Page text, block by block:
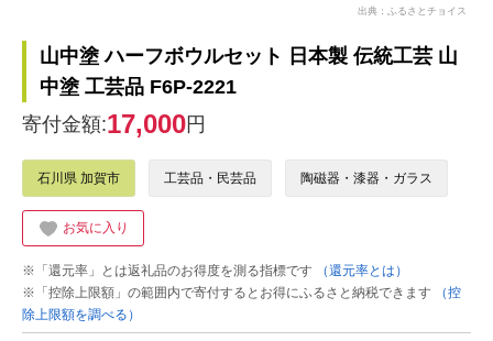
出典：ふるさとチョイス
山中塗 ハーフボウルセット 日本製 伝統工芸 山
中塗 工芸品 F6P-2221
寄付金額:17,000円
石川県 加賀市 工芸品・民芸品 陶磁器・漆器・ガラス
お気に入り
※「還元率」とは返礼品のお得度を測る指標です
（還元率とは）
※「控除上限額」の範囲内で寄付するとお得にふるさと納税できます
（控
除上限額を調べる）